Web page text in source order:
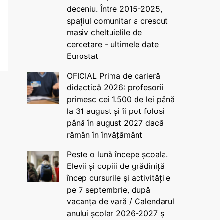
deceniu. Între 2015-2025,
spațiul comunitar a crescut
masiv cheltuielile de
cercetare - ultimele date
Eurostat
OFICIAL Prima de carieră
didactică 2026: profesorii
primesc cei 1.500 de lei până
la 31 august și îi pot folosi
până în august 2027 dacă
rămân în învățământ
Peste o lună începe școala.
Elevii și copiii de grădiniță
încep cursurile și activitățile
pe 7 septembrie, după
vacanța de vară / Calendarul
anului școlar 2026-2027 și